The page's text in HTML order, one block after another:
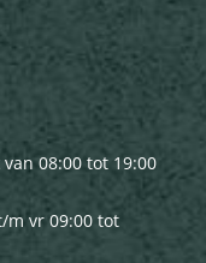
08:00 tot 19:00
m vr 09:00 tot